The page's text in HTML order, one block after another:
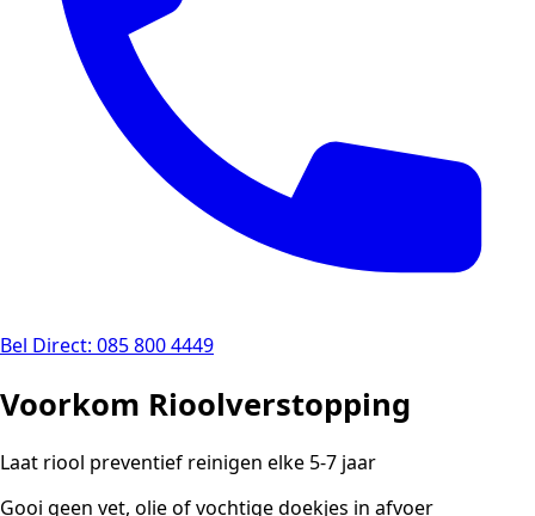
Bel Direct: 085 800 4449
Voorkom Rioolverstopping
Laat riool preventief reinigen elke 5-7 jaar
Gooi geen vet, olie of vochtige doekjes in afvoer